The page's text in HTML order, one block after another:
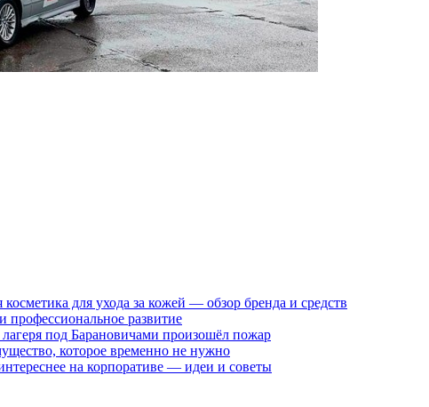
для ухода за кожей — обзор бренда и средств
профессиональное развитие
под Барановичами произошёл пожар
которое временно не нужно
на корпоративе — идеи и советы